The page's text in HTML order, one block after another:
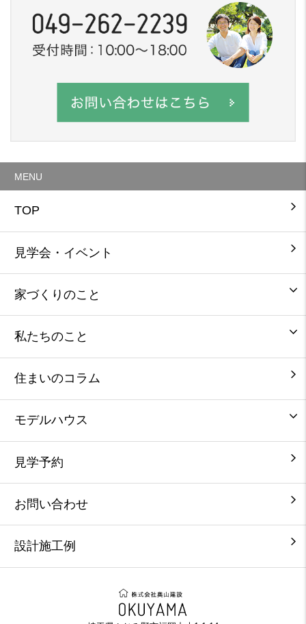
MENU
TOP
見学会・イベント
家づくりのこと
私たちのこと
住まいのコラム
モデルハウス
見学予約
お問い合わせ
設計施工例